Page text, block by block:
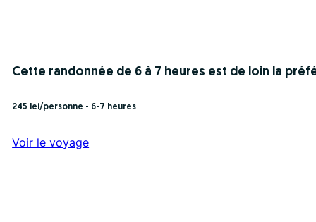
Cette randonnée de 6 à 7 heures est de loin la
245 lei/personne - 6-7 heures
Voir le voyage